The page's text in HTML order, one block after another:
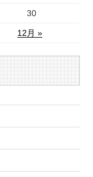
12月 »
30